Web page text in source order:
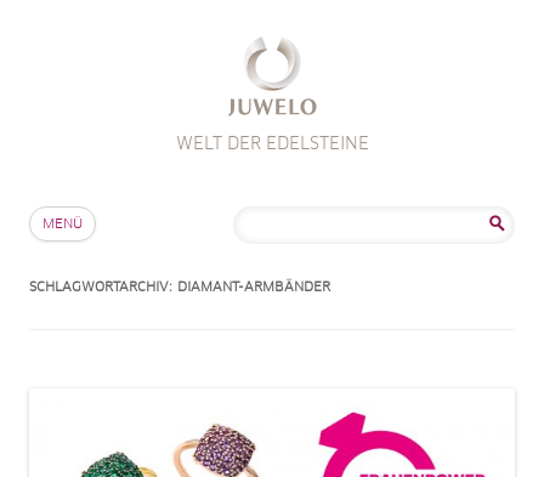
WELT DER EDELSTEINE
MENÜ
SCHLAGWORTARCHIV: DIAMANT-ARMBÄNDER